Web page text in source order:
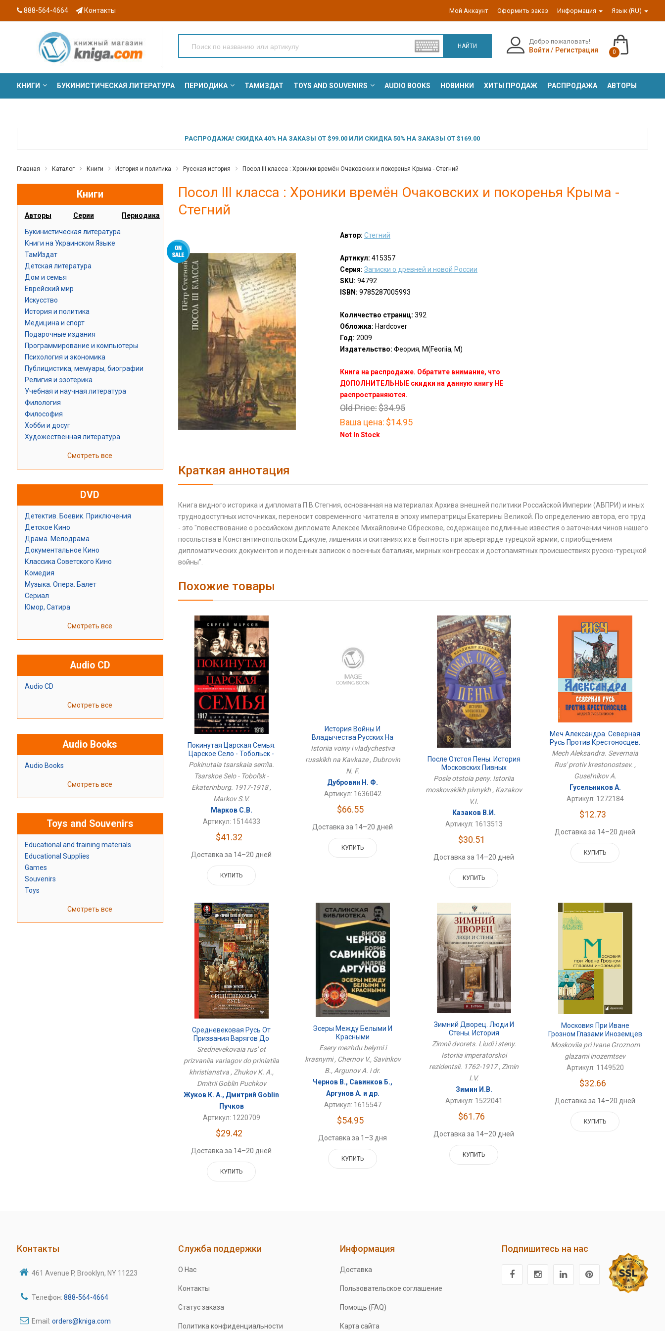
888-564-4664 Контакты Мой Аккаунт Оформить заказ Информация Язык (RU)
НАЙТИ
Добро пожаловать!
Войти / Регистрация 0
КНИГИ БУКИНИСТИЧЕСКАЯ ЛИТЕРАТУРА ПЕРИОДИКА ТАМИЗДАТ TOYS AND SOUVENIRS AUDIO BOOKS НОВИНКИ ХИТЫ ПРОДАЖ РАСПРОДАЖА АВТОРЫ
РАСПРОДАЖА! СКИДКА 40% НА ЗАКАЗЫ ОТ $99.00 ИЛИ СКИДКА 50% НА ЗАКАЗЫ ОТ $169.00
Главная Каталог Книги История и политика Русская история Посол III класса : Хроники времён Очаковских и покоренья Крыма - Стегний
Книги
Авторы Серии Периодика
Букинистическая литература
Книги на Украинском Языке
ТамИздат
Детская литература
Дом и семья
Еврейский мир
Искусство
История и политика
Медицина и спорт
Подарочные издания
Программирование и компьютеры
Психология и экономика
Публицистика, мемуары, биографии
Религия и эзотерика
Учебная и научная литература
Филология
Философия
Хобби и досуг
Художественная литература
Смотреть все
DVD
Детектив. Боевик. Приключения
Детское Кино
Драма. Мелодрама
Документальное Кино
Классика Советского Кино
Комедия
Музыка. Опера. Балет
Сериал
Юмор, Сатира
Смотреть все
Audio CD
Audio CD
Смотреть все
Audio Books
Audio Books
Смотреть все
Toys and Souvenirs
Educational and training materials
Educational Supplies
Games
Souvenirs
Toys
Смотреть все
Посол III класса : Хроники времён Очаковских и покоренья Крыма -
Стегний
Автор: Стегний
Артикул: 415357
Серия: Записки о древней и новой России
SKU: 94792
ISBN: 9785287005993
Количество страниц: 392
Обложка: Hardcover
Год: 2009
Издательство: Феория, М(Feoriia, M)
Книга на распродаже. Обратите внимание, что
ДОПОЛНИТЕЛЬНЫЕ скидки на данную книгу НЕ
распространяются.
Old Price:$34.95
Ваша цена: $14.95
Not In Stock
Краткая аннотация
Книга видного историка и дипломата П.В.Стегния, основанная на материалах Архива внешней политики Российской Империи (АВПРИ) и иных
труднодоступных источниках, переносит современного читателя в эпоху императрицы Екатерины Великой. По определению автора, его труд
- это "повествование о российском дипломате Алексее Михайловиче Обрескове, содержащее подлинные известия о заточении чинов нашего
посольства в Константинопольском Едикуле, лишениях и скитаниях их в бытность при арьергарде турецкой армии, с приобщением
дипломатических документов и поденных записок о военных баталиях, мирных конгрессах и достопамятных происшествиях русско-турецкой
войны".
Похожие товары
Покинутая Царская Семья.
Царское Село - Тобольск -
Екатеринбург. 1917-1918
Pokinutaia tsarskaia sem'ia.
Tsarskoe Selo - Tobol'sk -
Ekaterinburg. 1917-1918 ,
Markov S.V.
Марков С.В.
Артикул: 1514433
$41.32
Доставка за 14–20 дней
КУПИТЬ
История Войны И
Владычества Русских На
Кавказе
Istoriia voiny i vladychestva
russkikh na Kavkaze , Dubrovin
N. F.
Дубровин Н. Ф.
Артикул: 1636042
$66.55
Доставка за 14–20 дней
КУПИТЬ
После Отстоя Пены. История
Московских Пивных
Posle otstoia peny. Istoriia
moskovskikh pivnykh , Kazakov
V.I.
Казаков В.И.
Артикул: 1613513
$30.51
Доставка за 14–20 дней
КУПИТЬ
Меч Александра. Северная
Русь Против Крестоносцев.
Mech Aleksandra. Severnaia
Rus' protiv krestonostsev. ,
Gusel'nikov A.
Гусельников А.
Артикул: 1272184
$12.73
Доставка за 14–20 дней
КУПИТЬ
Средневековая Русь От
Призвания Варягов До
Принятия Христианства
Srednevekovaia rus' ot
prizvaniia variagov do priniatiia
khristianstva , Zhukov K. A.,
Dmitrii Goblin Puchkov
Жуков К. А., Дмитрий Goblin
Пучков
Артикул: 1220709
$29.42
Доставка за 14–20 дней
КУПИТЬ
Эсеры Между Белыми И
Красными
Esery mezhdu belymi i
krasnymi , Chernov V., Savinkov
B., Argunov A. i dr.
Чернов В., Савинков Б.,
Аргунов А. и др.
Артикул: 1615547
$54.95
Доставка за 1–3 дня
КУПИТЬ
Зимний Дворец. Люди И
Стены. История
Императорской Резиденции.
Zimnii dvorets. Liudi i steny.
Istoriia imperatorskoi
rezidentsii. 1762-1917 , Zimin
I.V.
Зимин И.В.
Артикул: 1522041
$61.76
Доставка за 14–20 дней
КУПИТЬ
Московия При Иване
Грозном Глазами Иноземцев
Moskoviia pri Ivane Groznom
glazami inozemtsev
Артикул: 1149520
$32.66
Доставка за 14–20 дней
КУПИТЬ
Контакты
461 Avenue P, Brooklyn, NY 11223
Телефон: 888-564-4664
Email: orders@kniga.com
Служба поддержки
О Нас
Контакты
Статус заказа
Политика конфиденциальности
Информация
Доставка
Пользовательское соглашение
Помощь (FAQ)
Карта сайта
Подпишитесь на нас